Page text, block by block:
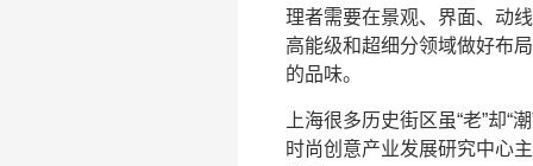
理者需要在景观、界面、动
高能级和超细分领域做好布
的品味。
上海很多历史街区虽“老”却
时尚创意产业发展研究中心